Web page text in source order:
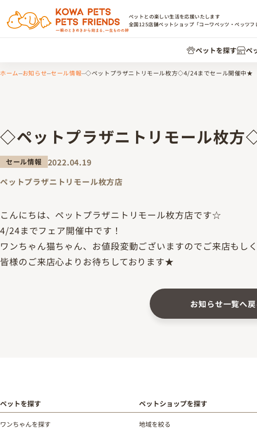
ペットとの楽しい生活を応援いたします
全国125店舗ペットショップ「コーワペッツ・ペッツフ
ペットを探す ペ
ホーム お知らせ セール情報 ◇ペットプラザニトリモール枚方◇4/24までセール開催中★
◇ペットプラザニトリモール枚
セール情報
2022.04.19
ペットプラザニトリモール枚方店
こんにちは、ペットプラザニトリモール枚方店です☆
4/24までフェア開催中です！
ワンちゃん猫ちゃん、お値段変動ございますのでご来店もし
皆様のご来店心よりお待ちしております★
お知らせ一覧へ戻
ペットを探す
ワンちゃんを探す
ペットショップを探す
地域を絞る